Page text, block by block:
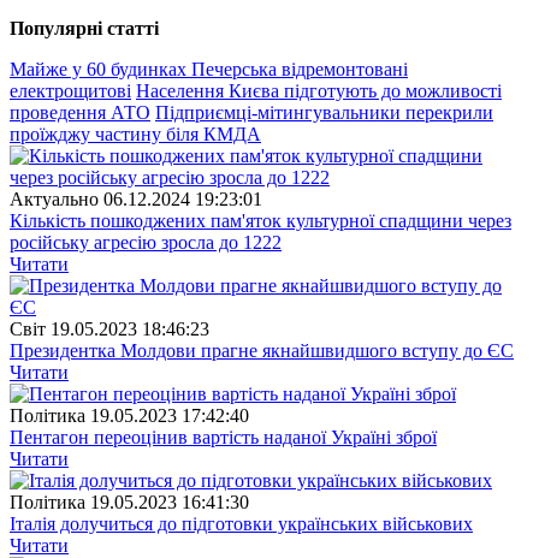
Популярнi статтi
Майже у 60 будинках Печерська відремонтовані
електрощитові Населення Києва підготують до можливості
проведення АТО Підприємці-мітингувальники перекрили
проїжджу частину біля КМДА
Актуально 06.12.2024 19:23:01
Кількість пошкоджених пам'яток культурної спадщини через
російську агресію зросла до 1222
Читати
Свiт 19.05.2023 18:46:23
Президентка Молдови прагне якнайшвидшого вступу до ЄС
Читати
Полiтика 19.05.2023 17:42:40
Пентагон переоцінив вартість наданої Україні зброї
Читати
Полiтика 19.05.2023 16:41:30
Італія долучиться до підготовки українських військових
Читати